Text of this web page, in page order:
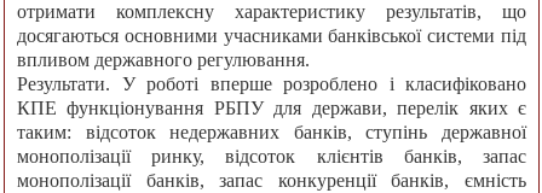
отримати комплексну характеристику результатів, що
досягаються основними учасниками банківської системи під
впливом державного регулювання.
Результати. У роботі вперше розроблено і класифіковано
КПЕ функціонування РБПУ для держави, перелік яких є
таким: відсоток недержавних банків, ступінь державної
монополізації ринку, відсоток клієнтів банків, запас
монополізації банків, запас конкуренції банків, ємність